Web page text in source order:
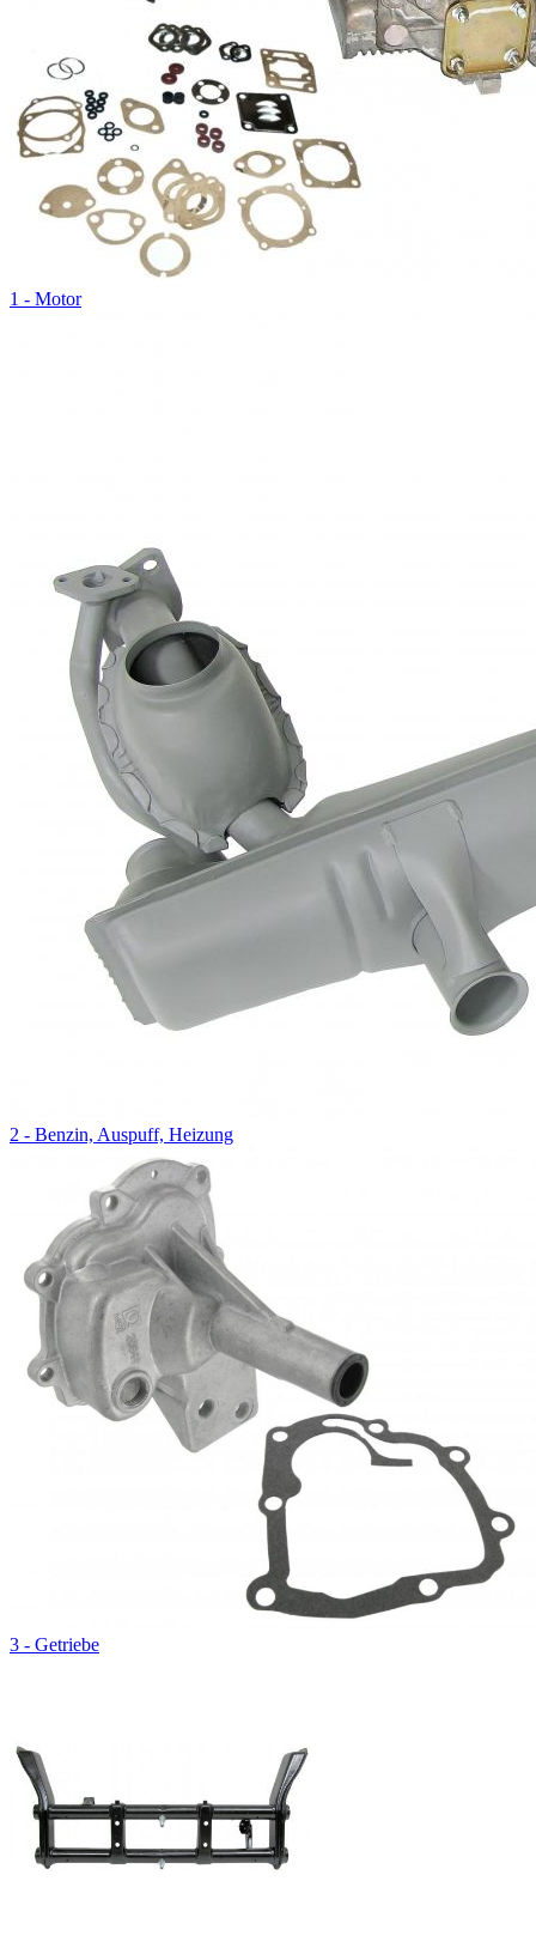
1 - Motor
2 - Benzin, Auspuff, Heizung
3 - Getriebe